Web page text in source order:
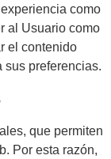
como
al Usuario como
el contenido
sus preferencias.
que permiten
Por esta razón,